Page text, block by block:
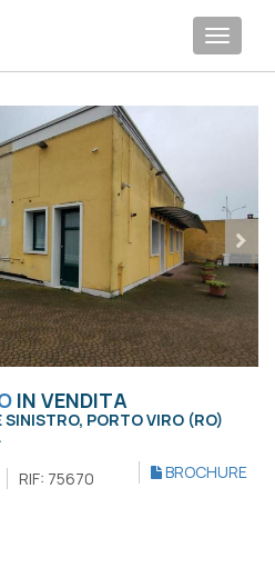
IN VENDITA
PORTO VIRO (RO)
RIF: 75670 BROCHURE